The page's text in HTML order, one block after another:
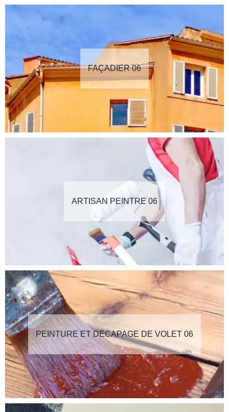
FAÇADIER 06
ARTISAN PEINTRE 06
PEINTURE ET DÉCAPAGE DE VOLET 06